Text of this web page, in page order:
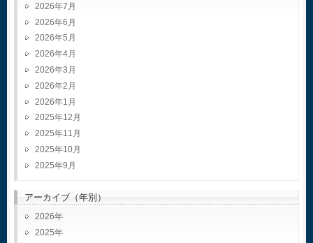
2026年7月
2026年6月
2026年5月
2026年4月
2026年3月
2026年2月
2026年1月
2025年12月
2025年11月
2025年10月
2025年9月
アーカイブ（年別）
2026
2025